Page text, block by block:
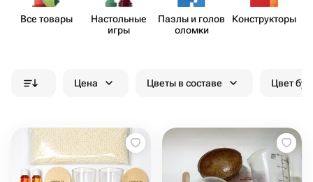
Все товары
Наст​ольные
игры
Пазлы и голов​
оломки
Констр​укторы
Цена Цветы в составе Цвет